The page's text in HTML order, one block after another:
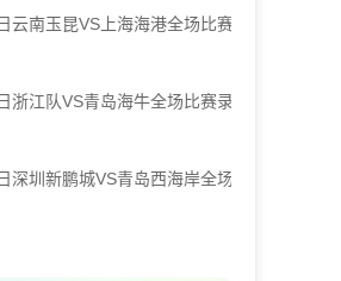
云南玉昆VS上海海港全场比赛录
浙江队VS青岛海牛全场比赛录像
深圳新鹏城VS青岛西海岸全场比